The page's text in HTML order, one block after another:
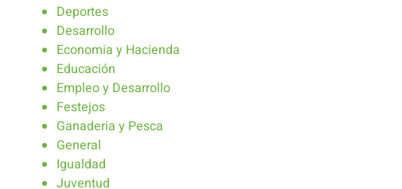
Deportes
Desarrollo
Economia y Hacienda
Educación
Empleo y Desarrollo
Festejos
Ganaderia y Pesca
General
Igualdad
Juventud